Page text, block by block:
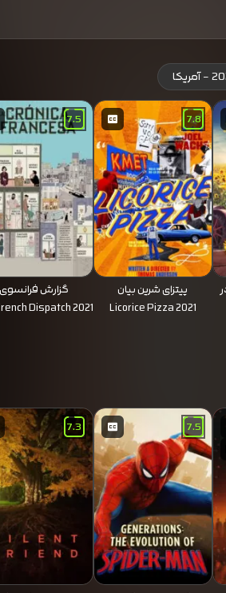
7.8
پیتزای شرین بیان
Licorice Pizza 2021
7.5
گزارش
Dispatch 2021
7.5
7.3